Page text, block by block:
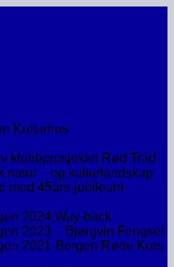
Kulturhus
klubbprosjektet Rød Tråd
natur – og kulturlandskap
med 45års-jubileum
2024 Way-back
2023 – Bjørgvin Fengsel
2021-Bergen Røde Kors